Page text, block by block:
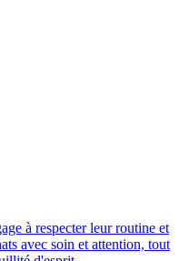
à respecter leur routine et
avec soin et attention, tout